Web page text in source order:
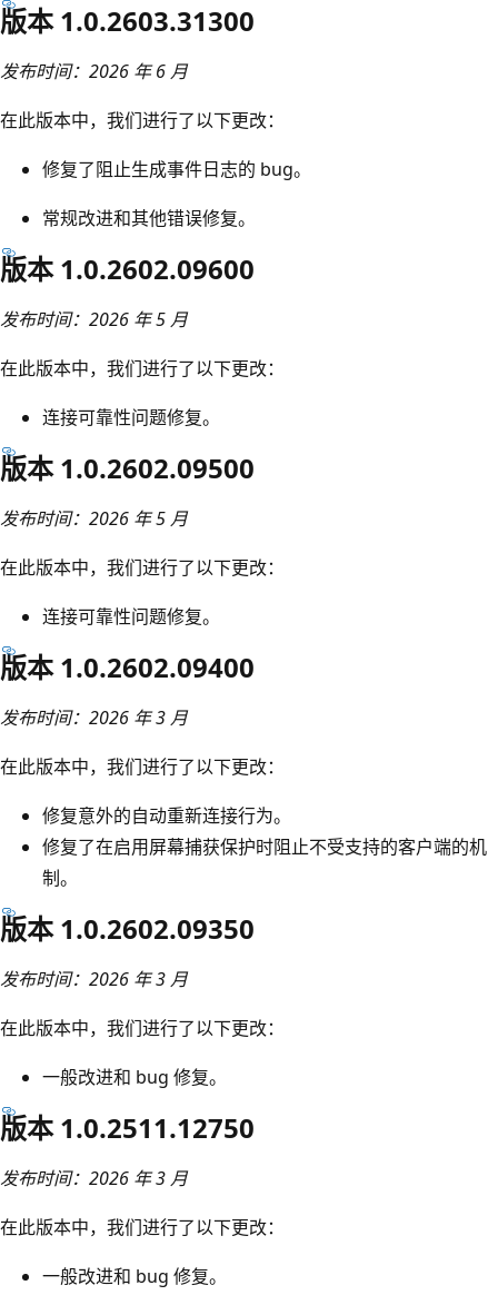
版本 1.0.2603.31300
发布时间：2026 年 6 月
在此版本中，我们进行了以下更改：
修复了阻止生成事件日志的 bug。
常规改进和其他错误修复。
版本 1.0.2602.09600
发布时间：2026 年 5 月
在此版本中，我们进行了以下更改：
连接可靠性问题修复。
版本 1.0.2602.09500
发布时间：2026 年 5 月
在此版本中，我们进行了以下更改：
连接可靠性问题修复。
版本 1.0.2602.09400
发布时间：2026 年 3 月
在此版本中，我们进行了以下更改：
修复意外的自动重新连接行为。
修复了在启用屏幕捕获保护时阻止不受支持的客户端的机
制。
版本 1.0.2602.09350
发布时间：2026 年 3 月
在此版本中，我们进行了以下更改：
一般改进和 bug 修复。
版本 1.0.2511.12750
发布时间：2026 年 3 月
在此版本中，我们进行了以下更改：
一般改进和 bug 修复。